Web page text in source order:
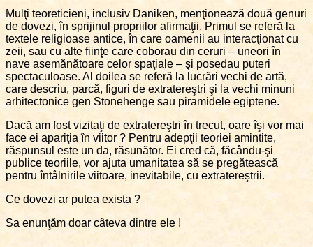
Mulţi teoreticieni, inclusiv Daniken, menţionează două genuri
de dovezi, în sprijinul propriilor afirmaţii. Primul se referă la
textele religioase antice, în care oamenii au interacţionat cu
zeii, sau cu alte fiinţe care coborau din ceruri – uneori în
nave asemănătoare celor spaţiale – şi posedau puteri
spectaculoase. Al doilea se referă la lucrări vechi de artă,
care descriu, parcă, figuri de extratereştri şi la vechi minuni
arhitectonice gen Stonehenge sau piramidele egiptene.
Dacă am fost vizitaţi de extratereştri în trecut, oare îşi vor mai
face ei apariţia în viitor ? Pentru adepţii teoriei amintite,
răspunsul este un da, răsunător. Ei cred că, făcându-şi
publice teoriile, vor ajuta umanitatea să se pregătească
pentru întâlnirile viitoare, inevitabile, cu extratereştrii.
Ce dovezi ar putea exista ?
Sa enunţăm doar câteva dintre ele !